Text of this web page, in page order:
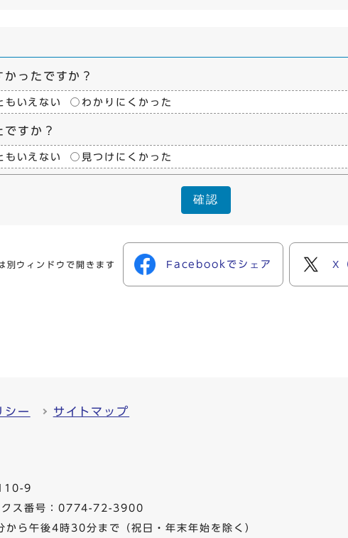
ったですか？
もいえない わかりにくかった
すか？
もいえない 見つけにくかった
確認
別ウィンドウで開きます Facebookでシェア X
シー サイトマップ
9
クス番号：0774-72-3900
ら午後4時30分まで（祝日・年末年始を除く）